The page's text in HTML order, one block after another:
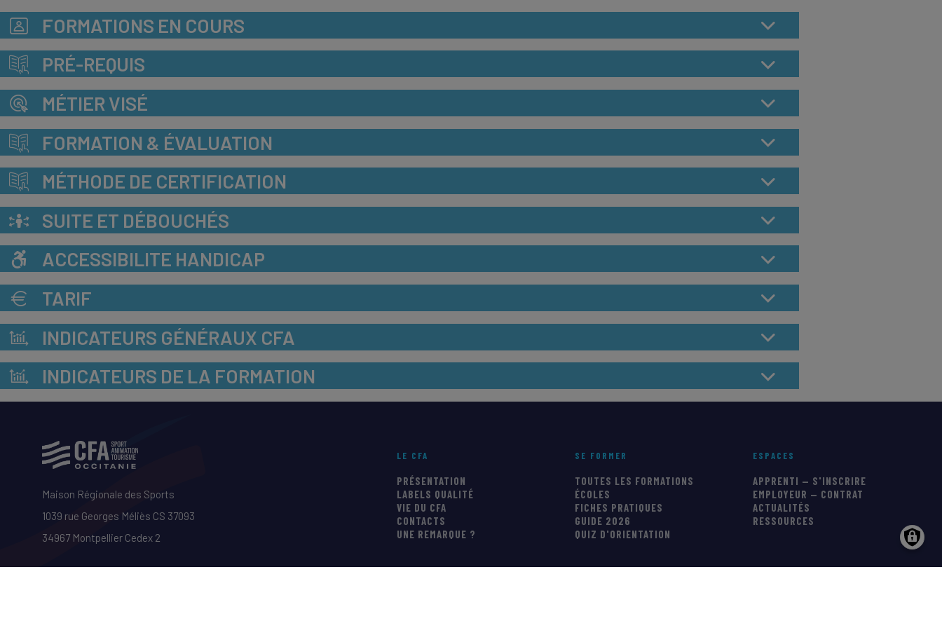
FORMATIONS EN COURS
PRÉ-REQUIS
MÉTIER VISÉ
FORMATION & ÉVALUATION
MÉTHODE DE CERTIFICATION
SUITE ET DÉBOUCHÉS
ACCESSIBILITE HANDICAP
TARIF
INDICATEURS GÉNÉRAUX CFA
INDICATEURS DE LA FORMATION
Maison Régionale des Sports
1039 rue Georges Méliès CS 37093
34967 Montpellier Cedex 2
LE CFA
PRÉSENTATION
LABELS QUALITÉ
VIE DU CFA
CONTACTS
UNE REMARQUE ?
SE FORMER
TOUTES LES FORMATIONS
ÉCOLES
FICHES PRATIQUES
GUIDE 2026
QUIZ D'ORIENTATION
ESPACES
APPRENTI — S'INSCRIRE
EMPLOYEUR — CONTRAT
ACTUALITÉS
RESSOURCES